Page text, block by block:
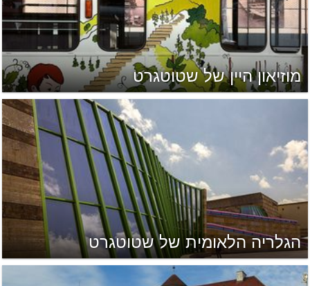
מוזיאון היין של שטוטגרט
הגלריה הלאומית של שטוטגרט